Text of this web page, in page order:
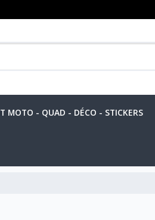
MOTO - QUAD - DÉCO - STICKERS